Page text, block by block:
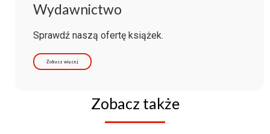
Wydawnictwo
Sprawdź naszą ofertę książek.
Zobacz więcej
Zobacz także